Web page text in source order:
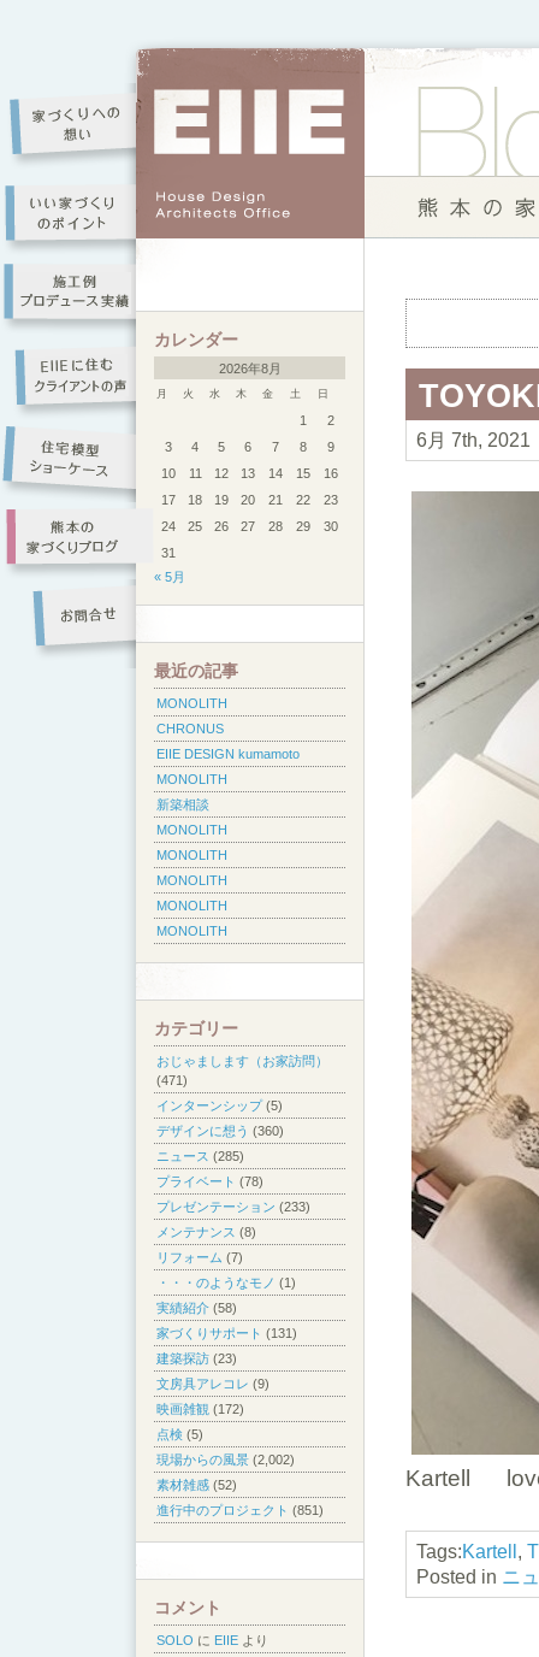
6月 7th,
Kartell
Tags:Kartell,
Posted in ニ
カレンダー
2026年8月
月 火 水 木 金 土 日
1
2
3
4 5 6 7 8
9
10
11 12 13 14 15
16
17
18 19 20 21 22
23
24
25 26 27 28 29
30
31
« 5月
最近の記事
MONOLITH
CHRONUS
EIIE DESIGN kumamoto
MONOLITH
新築相談
MONOLITH
MONOLITH
MONOLITH
MONOLITH
MONOLITH
カテゴリー
おじゃまします（お家訪問）
(471)
インターンシップ(5)
デザインに想う (360)
ニュース (285)
プライベート (78)
プレゼンテーション (233)
メンテナンス (8)
リフォーム (7)
・・・のようなモノ (1)
実績紹介 (58)
家づくりサポート (131)
建築探訪 (23)
文房具アレコレ (9)
映画雑観 (172)
点検 (5)
現場からの風景 (2,002)
素材雑感 (52)
進行中のプロジェクト (851)
コメント
SOLO に EIIE より